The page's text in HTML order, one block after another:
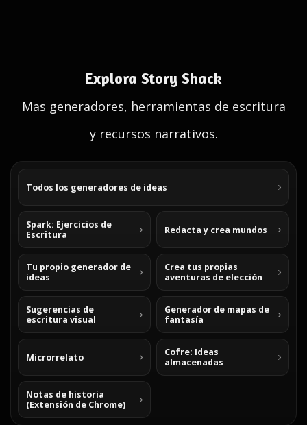
Explora Story Shack
Mas generadores, herramientas de escritura
y recursos narrativos.
Todos los generadores de ideas
Spark: Ejercicios de
Escritura
Redacta y crea mundos
Tu propio generador de
ideas
Crea tus propias
aventuras de elección
Sugerencias de
escritura visual
Generador de mapas de
fantasía
Microrrelato
Cofre: Ideas
almacenadas
Notas de historia
(Extensión de Chrome)